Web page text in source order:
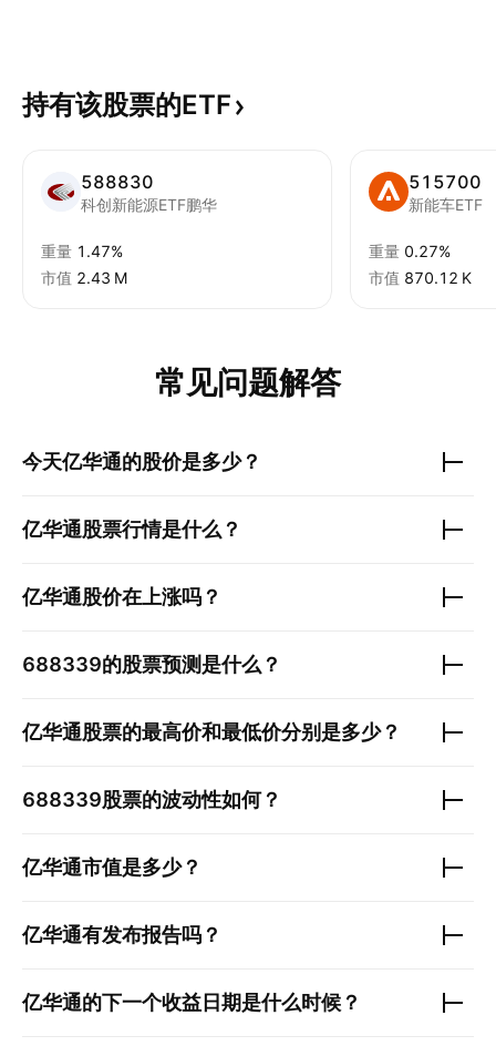
持有该股票的ETF
588830
科创新能源ETF鹏华
重量 1.47%
市值 ‪2.43 M‬
515700
新能车ETF
重量 0.27%
市值 ‪870.12 K‬
常见问题解答
今天亿华通的股价是多少？
亿华通股票行情是什么？
亿华通股价在上涨吗？
688339的股票预测是什么？
亿华通股票的最高价和最低价分别是多少？
688339股票的波动性如何？
亿华通市值是多少？
亿华通有发布报告吗？
亿华通的下一个收益日期是什么时候？